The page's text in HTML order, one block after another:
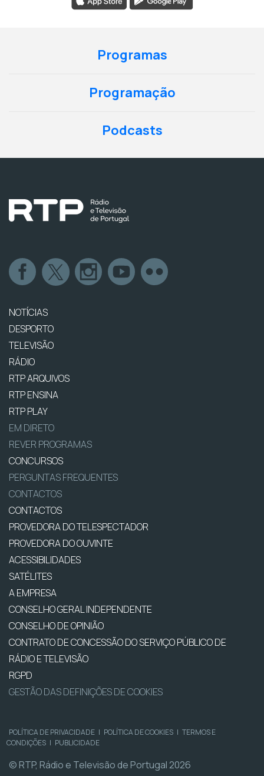
Programas
Programação
Podcasts
NOTÍCIAS
DESPORTO
TELEVISÃO
RÁDIO
RTP ARQUIVOS
RTP ENSINA
RTP PLAY
EM DIRETO
REVER PROGRAMAS
CONCURSOS
PERGUNTAS FREQUENTES
CONTACTOS
CONTACTOS
PROVEDORA DO TELESPECTADOR
PROVEDORA DO OUVINTE
ACESSIBILIDADES
SATÉLITES
A EMPRESA
CONSELHO GERAL INDEPENDENTE
CONSELHO DE OPINIÃO
CONTRATO DE CONCESSÃO DO SERVIÇO PÚBLICO DE
RÁDIO E TELEVISÃO
RGPD
GESTÃO DAS DEFINIÇÕES DE COOKIES
POLÍTICA DE PRIVACIDADE | POLÍTICA DE COOKIES | TERMOS E
CONDIÇÕES | PUBLICIDADE
© RTP, Rádio e Televisão de Portugal 2026